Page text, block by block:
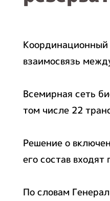
Координационный
взаимосвязь
Всемирная сеть
том числе 22
Решение о
его состав
По словам